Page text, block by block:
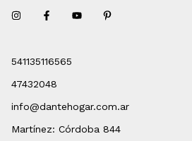
541135116565
47432048
info@dantehogar.com.ar
Martínez: Córdoba 844